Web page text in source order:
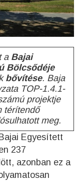
a Bajai
Bölcsődéje
bővítése. Baja
TOP-1.4.1-
projektje
térítendő
meg.
Egyesített
237
azonban ez a